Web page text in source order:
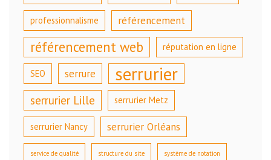
professionnalisme référencement
référencement web réputation en ligne
SEO serrure serrurier
serrurier Lille serrurier Metz
serrurier Nancy serrurier Orléans
service de qualité structure du site système de notation